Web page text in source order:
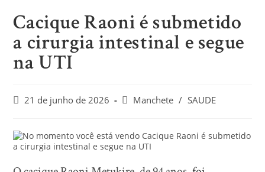
Cacique Raoni é submetido
a cirurgia intestinal e segue
na UTI
21 de junho de 2026 Manchete / SAUDE